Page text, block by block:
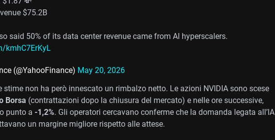
$75.2B
said 50% of its data center revenue came from AI hyperscalers.
kmhC7ErKyL
(@YahooFinance) May 20, 2026
stime non ha però innescato un rimbalzo netto. Le azioni NVIDIA sono scese
Borsa (contrattazioni dopo la chiusura del mercato) e nelle ore successive,
punto a -1,2%. Gli operatori cercavano conferme che la domanda legata all’IA
un margine migliore rispetto alle attese.